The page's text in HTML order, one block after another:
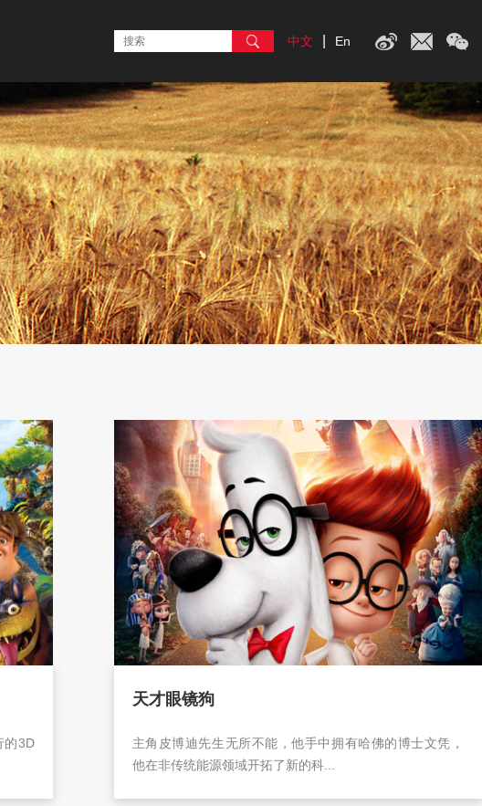
中文 En
的3D
天才眼镜狗
主角皮博迪先生无所不能，他手中拥有哈佛的博士文凭，
他在非传统能源领域开拓了新的科...